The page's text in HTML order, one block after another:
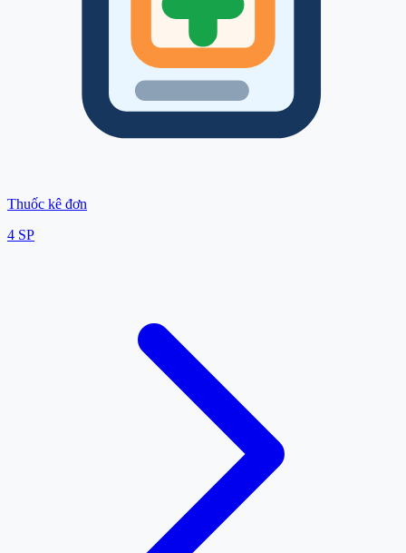
Thuốc kê đơn
4 SP